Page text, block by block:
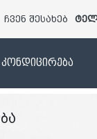
ჩვენ შესახებ
კონდიცირება